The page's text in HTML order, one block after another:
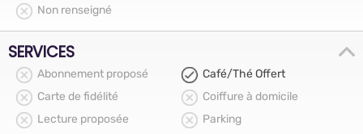
Non renseigné
SERVICES
Abonnement proposé
Café/Thé Offert
Carte de fidélité
Coiffure à domicile
Lecture proposée
Parking